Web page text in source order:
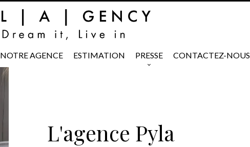
NOTRE AGENCE ESTIMATION PRESSE CONTACTEZ-NOUS
L'agence Pyla